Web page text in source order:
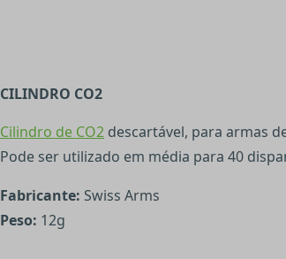
CILINDRO CO2
Cilindro de CO2 descartável, para armas
Pode ser utilizado em média para 40
Fabricante: Swiss Arms
Peso: 12g